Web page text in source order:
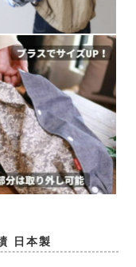
日本製